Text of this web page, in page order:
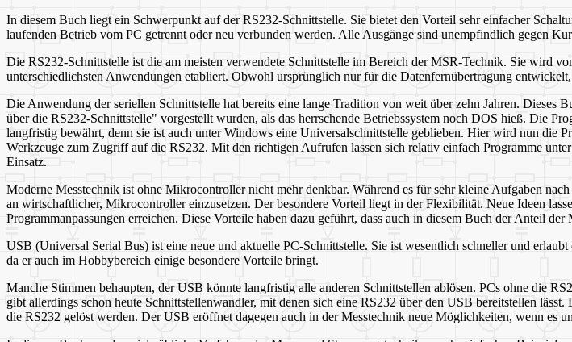
In diesem Buch liegt ein Schwerpunkt auf der RS232-Schnittstelle. Sie bietet den Vorteil sehr einfacher
laufenden Betrieb vom PC getrennt oder neu verbunden werden. Alle Ausgänge sind unempfindlich gegen
Die RS232-Schnittstelle ist die am meisten verwendete Schnittstelle im Bereich der MSR-Technik. Sie wird
unterschiedlichsten Anwendungen etabliert. Obwohl ursprünglich nur für die Datenfernübertragung
Die Anwendung der seriellen Schnittstelle hat bereits eine lange Tradition von weit über zehn Jahren.
über die RS232-Schnittstelle" vorgestellt wurden, als das herrschende Betriebssystem noch DOS hieß. Die
langfristig bewährt, denn sie ist auch unter Windows eine Universalschnittstelle geblieben. Hier wird nun
Werkzeuge zum Zugriff auf die RS232. Mit den richtigen Aufrufen lassen sich relativ einfach Programme
Einsatz.
Moderne Messtechnik ist ohne Mikrocontroller nicht mehr denkbar. Während es für sehr kleine Aufgaben
an wirtschaftlicher, Mikrocontroller einzusetzen. Der besondere Vorteil liegt in der Flexibilität. Neue Ideen
Programmanpassungen erreichen. Diese Vorteile haben dazu geführt, dass auch in diesem Buch der Anteil
USB (Universal Serial Bus) ist eine neue und aktuelle PC-Schnittstelle. Sie ist wesentlich schneller und
da er auch im Hobbybereich einige besondere Vorteile bringt.
Manche Stimmen behaupten, der USB könnte langfristig alle anderen Schnittstellen ablösen. PCs ohne die
gibt allerdings schon heute Schnittstellenwandler, mit denen sich eine RS232 über den USB bereitstellen
die RS232 gelöst werden. Der USB eröffnet dagegen auch in der Messtechnik neue Möglichkeiten, wenn es